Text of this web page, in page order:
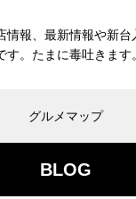
情報、最新情報や新
。たまに毒吐きます。
グルメマップ
ンドクローズ
BLOG